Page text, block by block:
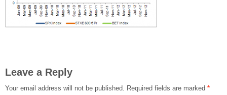
Leave a Reply
Your email address will not be published. Required fields are marked *